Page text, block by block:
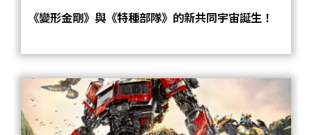
《變形金剛》與《特種部隊》的新共同宇宙誕生！